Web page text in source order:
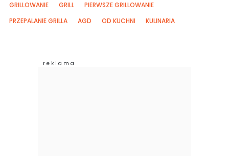
GRILLOWANIE GRILL
PIERWSZE GRILLOWANIE
PRZEPALANIE GRILLA
AGD OD KUCHNI KULINARIA